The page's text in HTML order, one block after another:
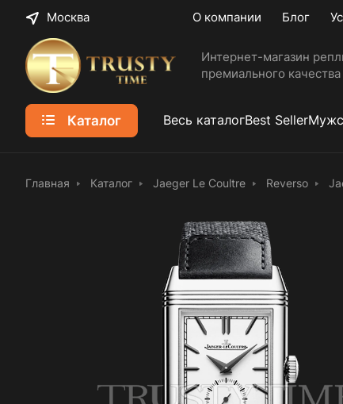
Москва О компании Блог
Интернет-магазин
премиального качества
Каталог Весь каталогBest Seller
Главная Каталог Jaeger Le Coultre Reverso